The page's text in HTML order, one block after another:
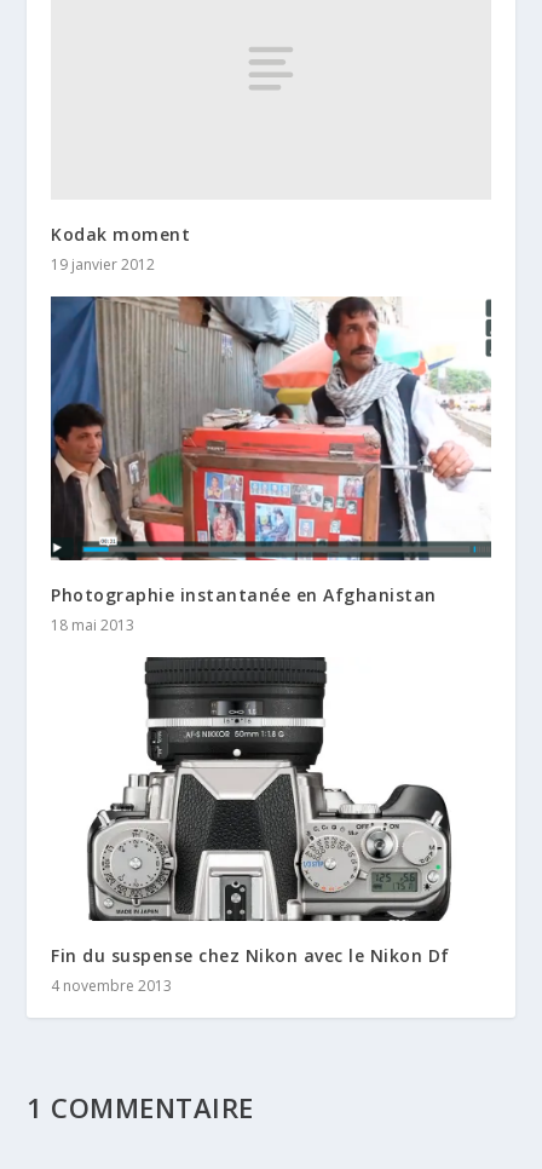
Kodak moment
19 janvier 2012
Photographie instantanée en Afghanistan
18 mai 2013
Fin du suspense chez Nikon avec le Nikon Df
4 novembre 2013
1 COMMENTAIRE